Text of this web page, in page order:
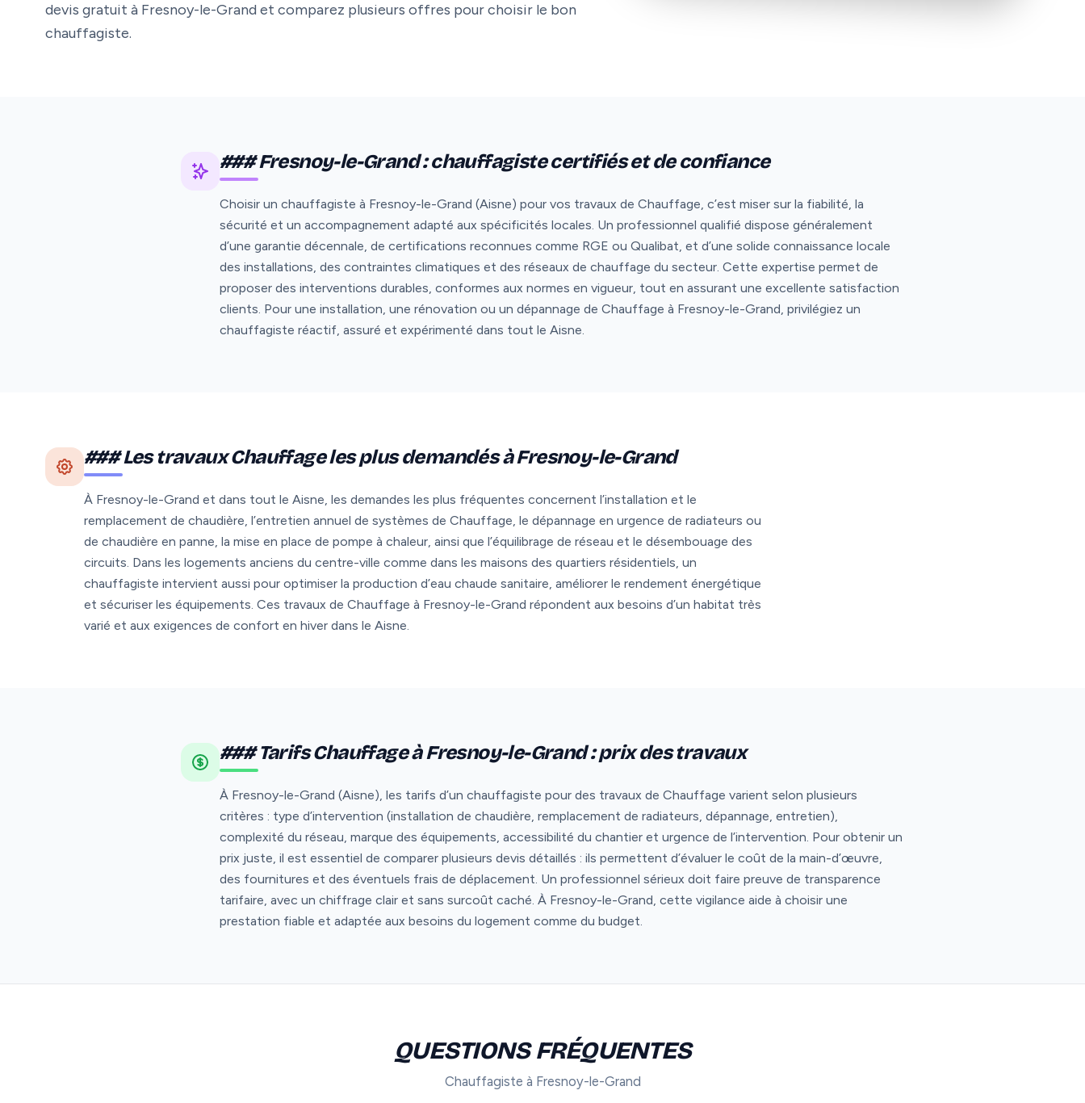
devis gratuit à Fresnoy-le-Grand et comparez plusieurs offres pour choisir le bon
chauffagiste.
### Fresnoy-le-Grand : chauffagiste certifiés et de confiance
Choisir un chauffagiste à Fresnoy-le-Grand (Aisne) pour vos travaux de Chauffage, c’est miser sur la fiabilité, la
sécurité et un accompagnement adapté aux spécificités locales. Un professionnel qualifié dispose généralement
d’une garantie décennale, de certifications reconnues comme RGE ou Qualibat, et d’une solide connaissance locale
des installations, des contraintes climatiques et des réseaux de chauffage du secteur. Cette expertise permet de
proposer des interventions durables, conformes aux normes en vigueur, tout en assurant une excellente satisfaction
clients. Pour une installation, une rénovation ou un dépannage de Chauffage à Fresnoy-le-Grand, privilégiez un
chauffagiste réactif, assuré et expérimenté dans tout le Aisne.
### Les travaux Chauffage les plus demandés à Fresnoy-le-Grand
À Fresnoy-le-Grand et dans tout le Aisne, les demandes les plus fréquentes concernent l’installation et le
remplacement de chaudière, l’entretien annuel de systèmes de Chauffage, le dépannage en urgence de radiateurs ou
de chaudière en panne, la mise en place de pompe à chaleur, ainsi que l’équilibrage de réseau et le désembouage des
circuits. Dans les logements anciens du centre-ville comme dans les maisons des quartiers résidentiels, un
chauffagiste intervient aussi pour optimiser la production d’eau chaude sanitaire, améliorer le rendement énergétique
et sécuriser les équipements. Ces travaux de Chauffage à Fresnoy-le-Grand répondent aux besoins d’un habitat très
varié et aux exigences de confort en hiver dans le Aisne.
### Tarifs Chauffage à Fresnoy-le-Grand : prix des travaux
À Fresnoy-le-Grand (Aisne), les tarifs d’un chauffagiste pour des travaux de Chauffage varient selon plusieurs
critères : type d’intervention (installation de chaudière, remplacement de radiateurs, dépannage, entretien),
complexité du réseau, marque des équipements, accessibilité du chantier et urgence de l’intervention. Pour obtenir un
prix juste, il est essentiel de comparer plusieurs devis détaillés : ils permettent d’évaluer le coût de la main-d’œuvre,
des fournitures et des éventuels frais de déplacement. Un professionnel sérieux doit faire preuve de transparence
tarifaire, avec un chiffrage clair et sans surcoût caché. À Fresnoy-le-Grand, cette vigilance aide à choisir une
prestation fiable et adaptée aux besoins du logement comme du budget.
QUESTIONS FRÉQUENTES
Chauffagiste à Fresnoy-le-Grand